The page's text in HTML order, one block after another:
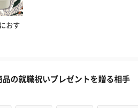
おす
の就職祝いプレゼントを贈る相手